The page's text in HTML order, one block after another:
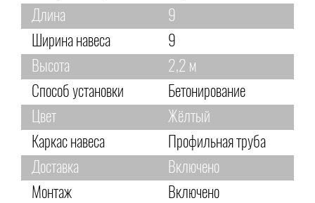
Длина
9
Ширина навеса
9
Высота
2,2 м
Способ установки
Бетонирование
Цвет
Жёлтый
Каркас навеса
Профильная труба
Доставка
Включено
Монтаж
Включено